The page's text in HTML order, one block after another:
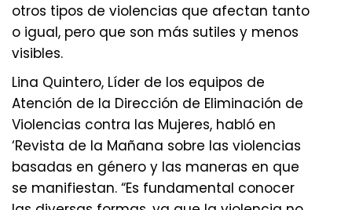
otros tipos de violencias que afectan tanto
o igual, pero que son más sutiles y menos
visibles.
Lina Quintero, Líder de los equipos de
Atención de la Dirección de Eliminación de
Violencias contra las Mujeres, habló en
‘Revista de la Mañana sobre las violencias
basadas en género y las maneras en que
se manifiestan. “Es fundamental conocer